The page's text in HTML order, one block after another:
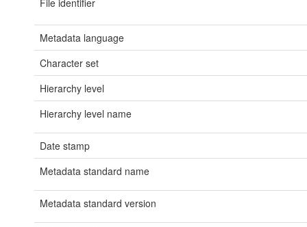
File identifier
Metadata language
Character set
Hierarchy level
Hierarchy level name
Date stamp
Metadata standard name
Metadata standard version